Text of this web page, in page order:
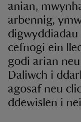
anian,
arbennig,
digwyddiadau
cefnogi ein
godi arian
Daliwch i
agosaf neu
ddewislen i